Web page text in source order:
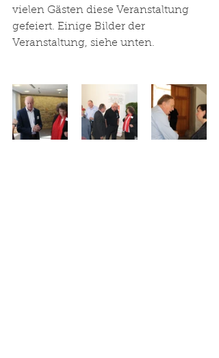
vielen Gästen diese Veranstaltung
gefeiert. Einige Bilder der
Veranstaltung, siehe unten.